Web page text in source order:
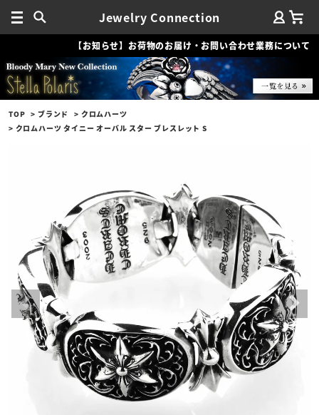
Jewelry Connection
【お知らせ】お荷物のお届け・お問い合わせ業務について
TOP ブランド
クロムハーツ
クロムハーツ タイニー オーバル スター ブレスレット S